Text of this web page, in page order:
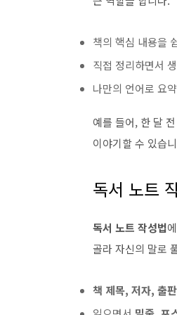
책의 핵심 내용을
직접 정리하면서
나만의 언어로 요
예를 들어, 한 달
이야기할 수 있습
독서 노트
독서 노트 작성법
골라 자신의 말로
책 제목, 저자, 출